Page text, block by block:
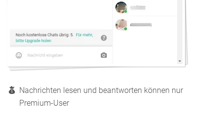
Nachrichten lesen und beantworten können nur
Premium-User